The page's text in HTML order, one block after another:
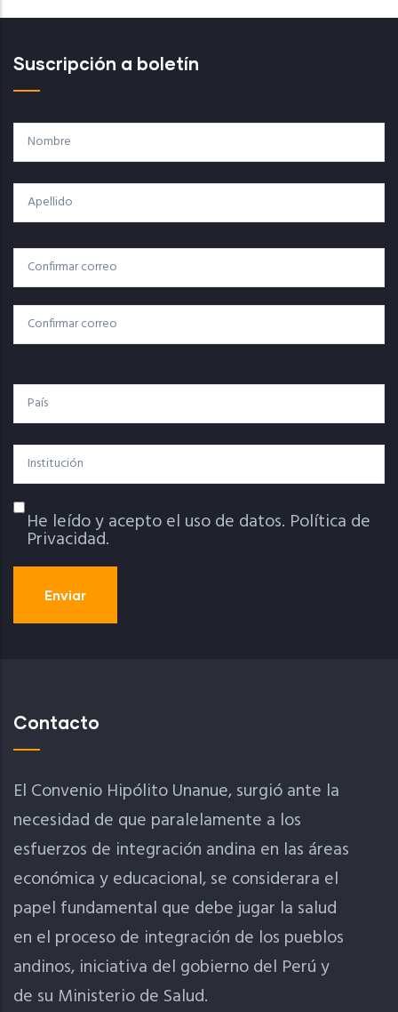
Suscripción a boletín
Nombre
Apellido
Correo
Electrónico
Correo Electrónico
Confirmar Correo
País
Institución
Política De Privacidad
He leído y acepto el uso de datos. Política de
Privacidad.
Contacto
El Convenio Hipólito Unanue, surgió ante la
necesidad de que paralelamente a los
esfuerzos de integración andina en las áreas
económica y educacional, se considerara el
papel fundamental que debe jugar la salud
en el proceso de integración de los pueblos
andinos, iniciativa del gobierno del Perú y
de su Ministerio de Salud.